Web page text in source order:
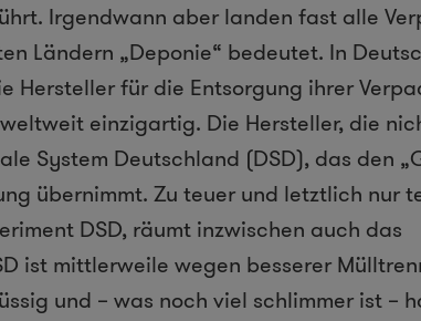
Irgendwann aber landen fast alle
Ländern „Deponie“ bedeutet. In
Hersteller für die Entsorgung ihrer
einzigartig. Die Hersteller, die
System Deutschland (DSD), das den
übernimmt. Zu teuer und letztlich nur
DSD, räumt inzwischen auch das
ist mittlerweile wegen besserer
und – was noch viel schlimmer ist –